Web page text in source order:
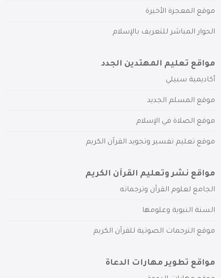
موقع المعجزة الأخيرة
الحوار المباشر للتعريف بالإسلام
مواقع تعليم المهتدين الجدد
أكاديمية سبيلي
موقع المسلم الجديد
موقع الصلاة في الإسلام
موقع تعليم تفسير وتجويد القرآن الكريم
مواقع نشر وتعليم القرآن الكريم
الجامع لعلوم القرآن وترجماته
السنة النبوية وعلومها
موقع الترجمات الصوتية للقرآن الكريم
مواقع تطوير مهارات الدعاة